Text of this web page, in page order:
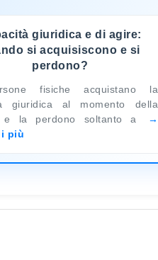
giuridica e di agire:
si acquisiscono e si
perdono?
fisiche acquistano la
giuridica al momento della
e la perdono soltanto a
più